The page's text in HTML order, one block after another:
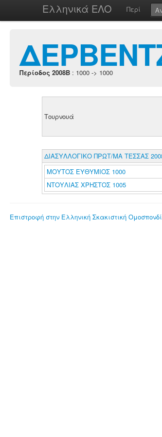
Ελληνικά ΕΛΟ Περί
Περίοδος 2008B : 1000 -> 1000
Τουρνουά
ΔΙΑΣΥΛΛΟΓΙΚΟ ΠΡΩΤ/ΜΑ ΤΕΣΣΑΣ
ΜΟΥΤΟΣ ΕΥΘΥΜΙΟΣ 1000
ΝΤΟΥΛΙΑΣ ΧΡΗΣΤΟΣ 1005
Επιστροφή στην Ελληνική Σκακιστική